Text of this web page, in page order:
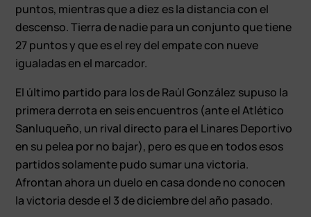
puntos, mientras que a diez es la distancia con el
descenso. Tierra de nadie para un conjunto que tiene
27 puntos y que es el rey del empate con nueve
igualadas en el marcador.
El último partido para los de Raúl González supuso la
primera derrota en seis encuentros (ante el Atlético
Sanluqueño, un rival directo para el Linares Deportivo
en su pelea por no bajar), pero es que en todos esos
partidos solamente pudo sumar una victoria.
Afrontan ahora un duelo en casa donde no conocen
la victoria desde el 3 de diciembre del año pasado.